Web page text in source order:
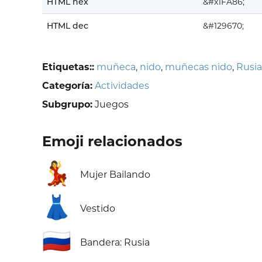
HTML dec &#129670;
Etiquetas:: muñeca, nido, muñecas nido, Rusia
Categoría: Actividades
Subgrupo: Juegos
Emoji relacionados
💃 Mujer Bailando
👗 Vestido
🇷🇺 Bandera: Rusia